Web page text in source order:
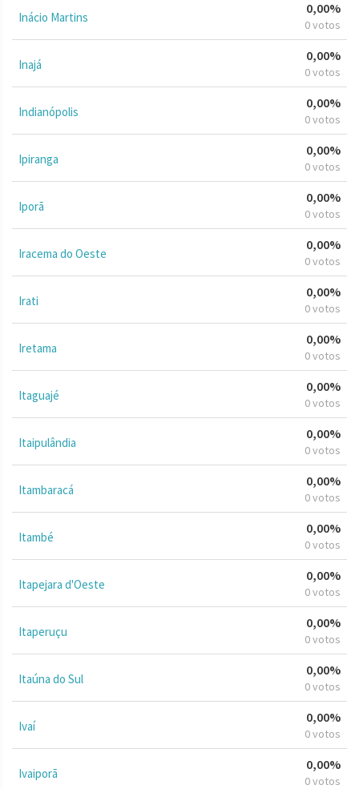
Inácio Martins
0,00%
0 votos
Inajá
0,00%
0 votos
Indianópolis
0,00%
0 votos
Ipiranga
0,00%
0 votos
Iporã
0,00%
0 votos
Iracema do Oeste
0,00%
0 votos
Irati
0,00%
0 votos
Iretama
0,00%
0 votos
Itaguajé
0,00%
0 votos
Itaipulândia
0,00%
0 votos
Itambaracá
0,00%
0 votos
Itambé
0,00%
0 votos
Itapejara d'Oeste
0,00%
0 votos
Itaperuçu
0,00%
0 votos
Itaúna do Sul
0,00%
0 votos
Ivaí
0,00%
0 votos
Ivaiporã
0,00%
0 votos